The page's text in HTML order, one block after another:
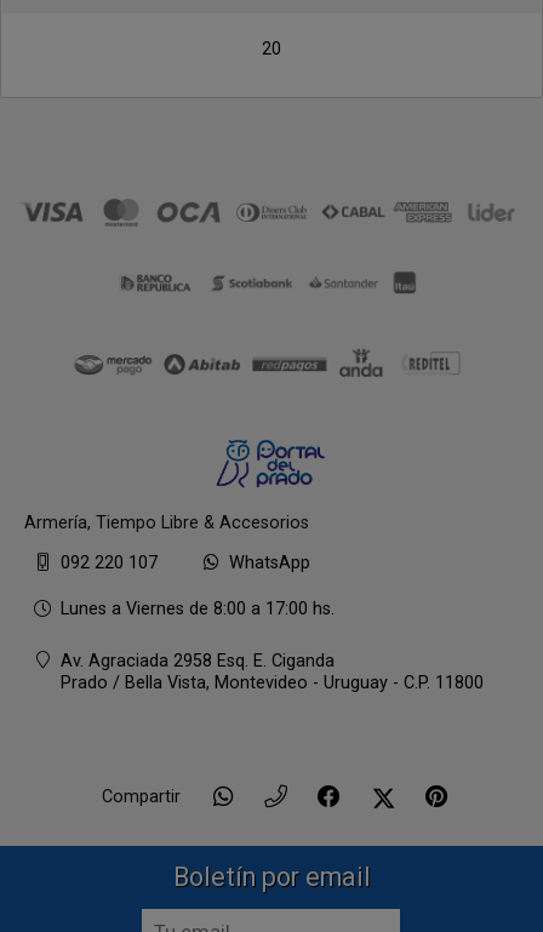
20
Armería, Tiempo Libre & Accesorios
092 220 107
WhatsApp
Lunes a Viernes de 8:00 a 17:00 hs.
Av. Agraciada 2958 Esq. E. Ciganda
Prado / Bella Vista, Montevideo - Uruguay - C.P. 11800
Compartir
Boletín por email